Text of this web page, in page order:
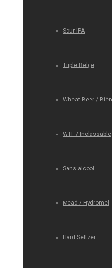
Sour IPA
Triple Belge
Wheat Beer /
WTF / Inclassable
Sans alcool
Mead / Hydromel
Hard Seltzer